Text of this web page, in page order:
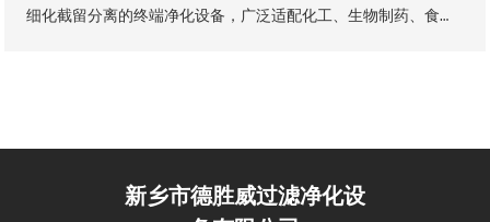
细化截留分离的终端净化设备，广泛适配化工、生物制药、食品
新乡市德胜威过滤净化设